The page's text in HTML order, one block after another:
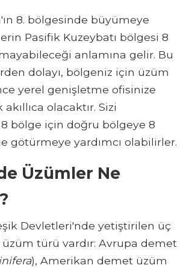
8. bölgesinde büyümeye
Pasifik Kuzeybatı bölgesi 8
anlamına gelir. Bu
dolayı, bölgeniz için üzüm
yerel genişletme ofisinize
olacaktır. Sizi
bölge için doğru bölgeye 8
götürmeye yardımcı olabilirler.
Üzümler Ne
Devletleri'nde yetiştirilen üç
türü vardır: Avrupa demet
), Amerikan demet üzüm